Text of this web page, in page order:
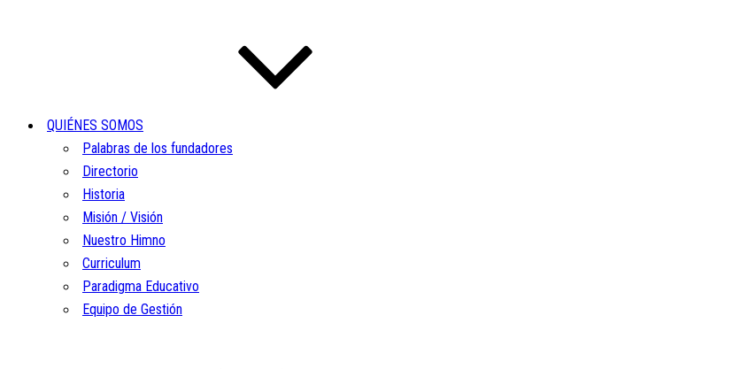
QUIÉNES SOMOS
Palabras de los fundadores
Directorio
Historia
Misión / Visión
Nuestro Himno
Curriculum
Paradigma Educativo
Equipo de Gestión